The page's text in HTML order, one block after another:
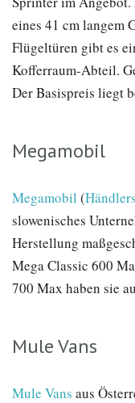
eines 41 cm langem
Flügeltüren gibt es
Kofferraum-Abteil.
Der Basispreis liegt
Megamobil
Megamobil (
slowenisches
Herstellung
Mega Classic 600
700 Max haben sie
Mule Vans
Mule Vans aus